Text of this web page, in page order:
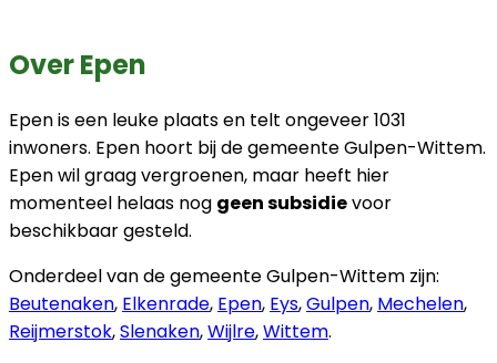
Over Epen
Epen is een leuke plaats en telt ongeveer 1031
inwoners. Epen hoort bij de gemeente Gulpen-Wittem.
Epen wil graag vergroenen, maar heeft hier
momenteel helaas nog geen subsidievoor
beschikbaar gesteld.
Onderdeel van de gemeente Gulpen-Wittem zijn:
Beutenaken, Elkenrade, Epen, Eys,Gulpen, Mechelen,
Reijmerstok,Slenaken,Wijlre,Wittem.